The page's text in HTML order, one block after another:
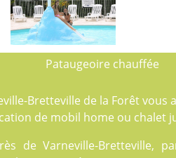
Pataugeoire chauffée
Bretteville de la Forêt
de mobil home ou chalet
de Varneville-Bretteville,